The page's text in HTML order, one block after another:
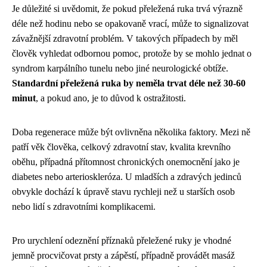
Je důležité si uvědomit, že pokud přeležená ruka trvá výrazně
déle než hodinu nebo se opakovaně vrací, může to signalizovat
závažnější zdravotní problém. V takových případech by měl
člověk vyhledat odbornou pomoc, protože by se mohlo jednat o
syndrom karpálního tunelu nebo jiné neurologické obtíže.
Standardní přeležená ruka by neměla trvat déle než 30-60
minut, a pokud ano, je to důvod k ostražitosti.
Doba regenerace může být ovlivněna několika faktory. Mezi ně
patří věk člověka, celkový zdravotní stav, kvalita krevního
oběhu, případná přítomnost chronických onemocnění jako je
diabetes nebo arterioskleróza. U mladších a zdravých jedinců
obvykle dochází k úpravě stavu rychleji než u starších osob
nebo lidí s zdravotními komplikacemi.
Pro urychlení odeznění příznaků přeležené ruky je vhodné
jemně procvičovat prsty a zápěstí, případně provádět masáž